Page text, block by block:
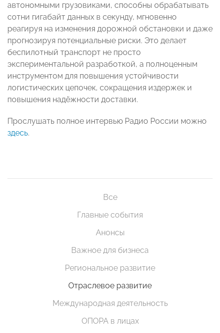
автономными грузовиками, способны обрабатывать
сотни гигабайт данных в секунду, мгновенно
реагируя на изменения дорожной обстановки и даже
прогнозируя потенциальные риски. Это делает
беспилотный транспорт не просто
экспериментальной разработкой, а полноценным
инструментом для повышения устойчивости
логистических цепочек, сокращения издержек и
повышения надёжности доставки.
Прослушать полное интервью Радио России можно
здесь.
Все
Главные события
Анонсы
Важное для бизнеса
Региональное развитие
Отраслевое развитие
Международная деятельность
ОПОРА в лицах